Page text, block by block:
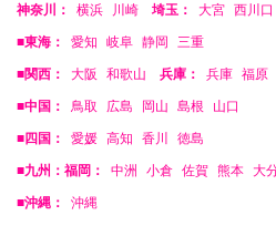
神奈川： 横浜 川崎 埼玉： 大宮 西川口
■東海： 愛知 岐阜 静岡 三重
■関西： 大阪 和歌山 兵庫： 兵庫 福原
■中国： 鳥取 広島 岡山 島根 山口
■四国： 愛媛 高知 香川 徳島
■九州：福岡： 中洲 小倉 佐賀 熊本 大
■沖縄： 沖縄